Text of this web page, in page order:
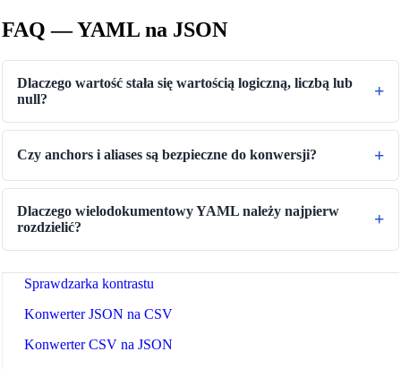
Morse Code Translator
Generator odwracania tekstu
Text Case Converter
Konwerter slugów na tytuł
Konwerter tytułu na slug
Tester wyrażeń regularnych
Konwerter kolorów
Sprawdzarka kontrastu
Konwerter JSON na CSV
Konwerter CSV na JSON
FAQ — YAML na JSON
Dlaczego wartość stała się wartością logiczną, liczbą lub
null?
Czy anchors i aliases są bezpieczne do konwersji?
Dlaczego wielodokumentowy YAML należy najpierw
rozdzielić?